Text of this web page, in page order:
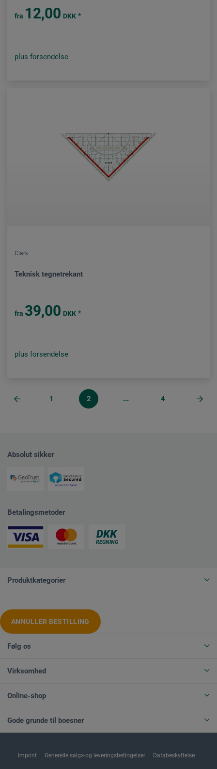
fra 12,00 DKK *
plus forsendelse
Clark
Teknisk tegnetrekant
fra 39,00 DKK *
plus forsendelse
1 2 ... 4
Absolut sikker
Betalingsmetoder
Produktkategorier
ANNULLER BESTILLING
Følg os
Virksomhed
Online-shop
Gode grunde til boesner
Imprint Generelle salgs-og leveringsbetingelser Databeskyttelse